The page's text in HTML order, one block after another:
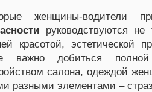
женщины-водители
руководствуются не
красотой, эстетической
важно добиться
салона, одеждой
разными элементами –